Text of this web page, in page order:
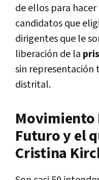
de ellos para
candidatos que
dirigentes que le
liberación de la
sin
distrital.
Movimiento
Futuro y el
Cristina